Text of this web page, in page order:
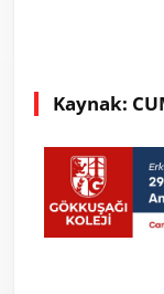
Kaynak: